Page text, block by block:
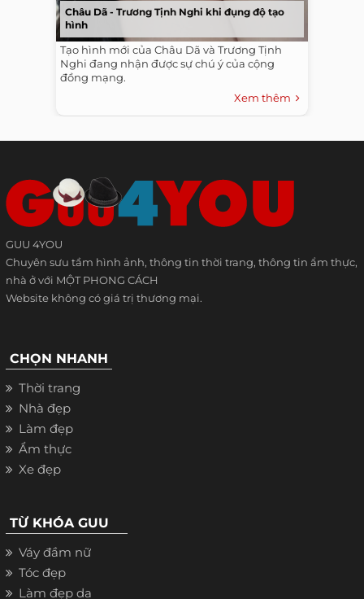
Châu Dã - Trương Tịnh Nghi khi đụng độ tạo
hình
Tạo hình mới của Châu Dã và Trương Tịnh
Nghi đang nhận được sự chú ý của cộng
đồng mạng.
Xem thêm
GUU 4YOU
Chuyên sưu tầm hình ảnh, thông tin thời trang, thông tin ẩm thực,
nhà ở với MỘT PHONG CÁCH
Website không có giá trị thương mại.
CHỌN NHANH
Thời trang
Nhà đẹp
Làm đẹp
Ẩm thực
Xe đẹp
TỪ KHÓA GUU
Váy đầm nữ
Tóc đẹp
Làm đẹp da